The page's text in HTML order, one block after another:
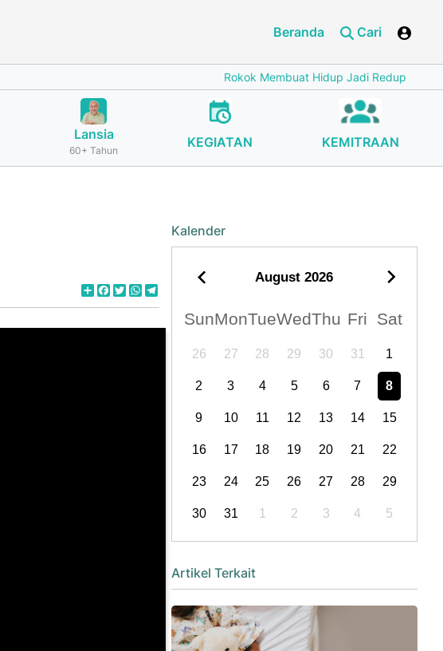
Beranda Cari
Rokok Membuat Hidup Jadi Redup Cegah
Lansia
60+ Tahun
KEGIATAN KEMITRAAN
ShareFacebook
TwitterWhatsApp
Kalender
August 2026
SunMonTueWedThu Fri Sat
26 27 28 29 30 31 1
2 3 4 5 6 7 8
9 10 11 12 13 14 15
16 17 18 19 20 21 22
23 24 25 26 27 28 29
30 31 1 2 3 4 5
Artikel Terkait